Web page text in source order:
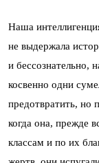
Наша
не выдержала
и бессознательно,
косвенно одни
предотвратить, но
когда она, прежде
классам и по их